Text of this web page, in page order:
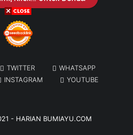
TWITTER
WHATSAPP
INSTAGRAM YOUTUBE
- HARIAN BUMIAYU.COM